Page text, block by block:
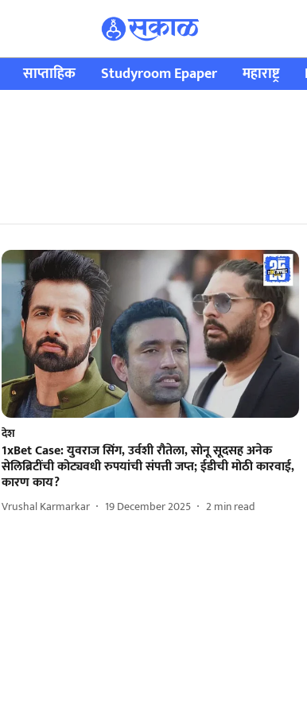
साप्ताहिक Studyroom Epaper महाराष्ट्र
देश
1xBet Case: युवराज सिंग, उर्वशी रौतेला, सोनू सूदसह अनेक
सेलिब्रिटींची कोट्यवधी रुपयांची संपत्ती जप्त; ईडीची मोठी कारवाई,
कारण काय?
Vrushal Karmarkar 19 December 2025 2min read